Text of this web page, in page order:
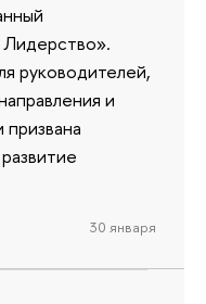
Лидерство».
руководителей,
и
30 января